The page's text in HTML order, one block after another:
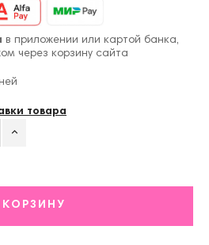
в приложении или картой банка,
через корзину сайта
товара
КОРЗИНУ